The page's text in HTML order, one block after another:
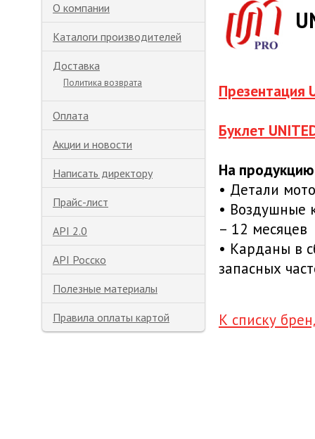
О компании
Каталоги производителей
Доставка
Политика возврата
Оплата
Акции и новости
Написать директору
Прайс-лист
API 2.0
API Росско
Полезные материалы
Правила оплаты картой
Презентация
Буклет
На
• Детали
• Воздушные
– 12 месяцев
• Карданы в
запасных
К списку